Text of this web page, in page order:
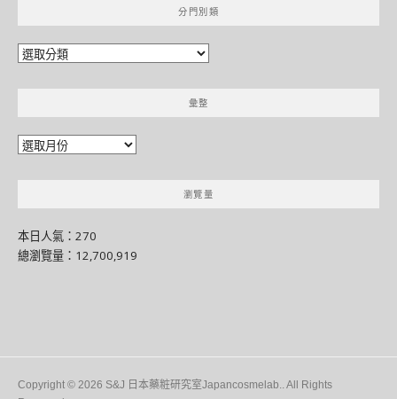
分門別類
分
別
彙整
彙
瀏覽量
本日人氣：270
總瀏覽量：12,700,919
Copyright © 2026 S&J 日本藥粧研究室Japancosmelab.. All Rights